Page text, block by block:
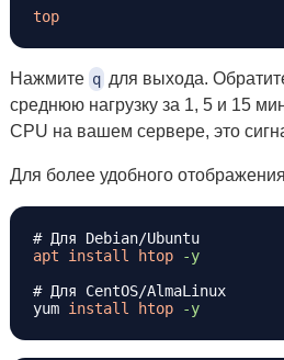
top
Нажмите q для выхода.
среднюю нагрузку за 1, 5 и 15
CPU на вашем сервере, это
Для более удобного
# Для Debian/Ubuntu
apt
install htop
-y
# Для CentOS/AlmaLinux
yum install htop -y